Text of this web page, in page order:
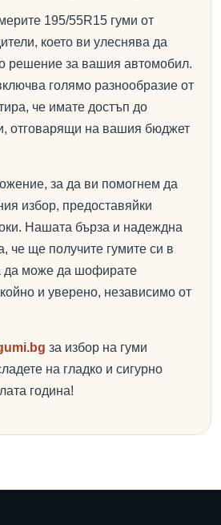
195/55R15 гуми от
което ви улеснява да
решение за вашия автомобил.
голямо разнообразие от
че имате достъп до
отговарящи на вашия бюджет
за да ви помогнем да
избор, предоставяйки
Нашата бърза и надеждна
че ще получите гумите си в
да може да шофирате
и уверено, независимо от
за избор на гуми
на гладко и сигурно
година!